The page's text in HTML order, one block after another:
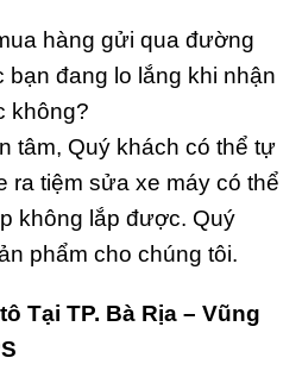
hàng gửi qua đường
bạn đang lo lắng khi nhận
không?
tâm, Quý khách có thể tự
ra tiệm sửa xe máy có thể
không lắp được. Quý
phẩm cho chúng tôi.
Tại TP. Bà Rịa – Vũng